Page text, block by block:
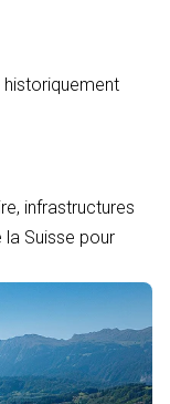
historiquement
infrastructures
Suisse pour